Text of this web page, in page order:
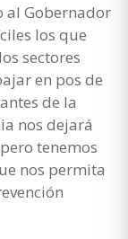
al Gobernador
los que
sectores
en pos de
de la
nos dejará
tenemos
nos permita